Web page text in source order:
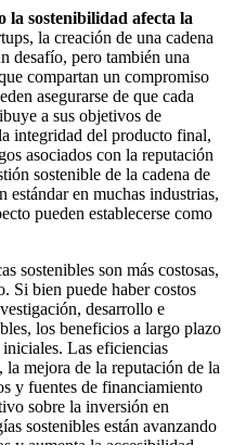
la sostenibilidad afecta la
la creación de una cadena
desafío, pero también una
compartan un compromiso
asegurarse de que cada
a sus objetivos de
integridad del producto final,
asociados con la reputación
sostenible de la cadena de
estándar en muchas industrias,
pueden establecerse como
sostenibles son más costosas,
Si bien puede haber costos
desarrollo e
los beneficios a largo plazo
iniciales. Las eficiencias
la mejora de la reputación de la
y fuentes de financiamiento
sobre la inversión en
sostenibles están avanzando